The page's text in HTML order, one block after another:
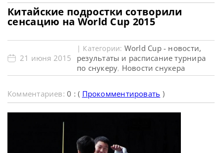
Китайские подростки сотворили
сенсацию на World Cup 2015
21 июня 2015
| Категории: World Cup - новости,
результаты и расписание турнира
по снукеру, Новости снукера
Комментариев:0 : ( Прокомментировать )